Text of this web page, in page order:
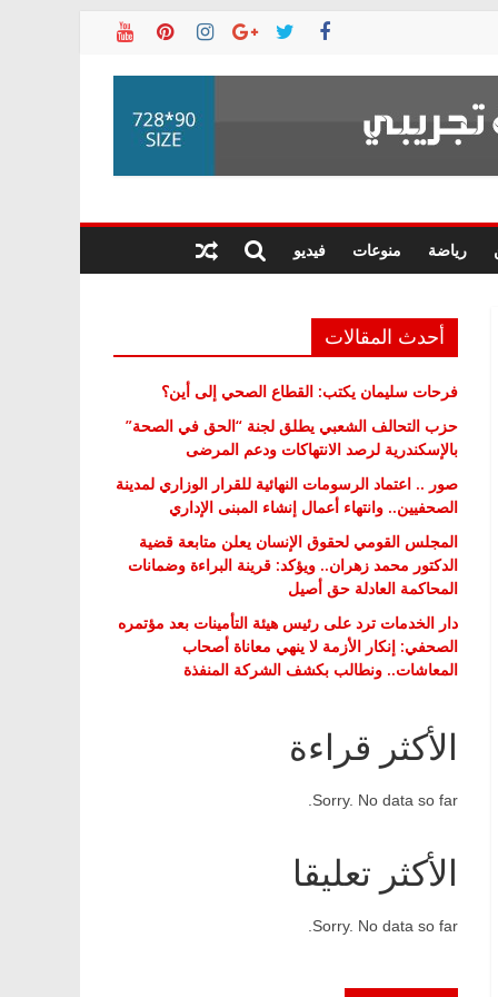
رياضة منوعات فيديو
أحدث المقالات
فرحات سليمان يكتب: القطاع الصحي إلى أين؟
حزب التحالف الشعبي يطلق لجنة “الحق في الصحة”
بالإسكندرية لرصد الانتهاكات ودعم المرضى
صور .. اعتماد الرسومات النهائية للقرار الوزاري لمدينة
الصحفيين.. وانتهاء أعمال إنشاء المبنى الإداري
المجلس القومي لحقوق الإنسان يعلن متابعة قضية
الدكتور محمد زهران.. ويؤكد: قرينة البراءة وضمانات
المحاكمة العادلة حق أصيل
دار الخدمات ترد على رئيس هيئة التأمينات بعد مؤتمره
الصحفي: إنكار الأزمة لا ينهي معاناة أصحاب
المعاشات.. ونطالب بكشف الشركة المنفذة
الأكثر قراءة
Sorry. No data so far.
الأكثر تعليقا
Sorry. No data so far.